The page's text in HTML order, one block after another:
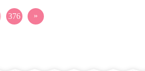
376 »